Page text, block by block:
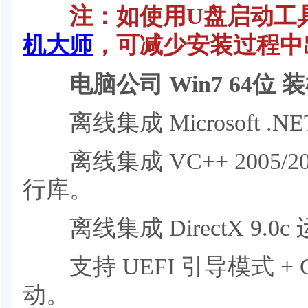
注：如使用U盘启动工
机大师 ，可减少安装过程
电脑公司 Win7 64位 装
离线集成 Microsoft .NET
离线集成 VC++ 2005/
行库。
离线集成 DirectX 9.0c
支持 UEFI 引导模式 +
动。